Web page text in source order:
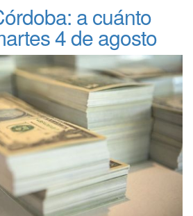
a cuánto
4 de agosto